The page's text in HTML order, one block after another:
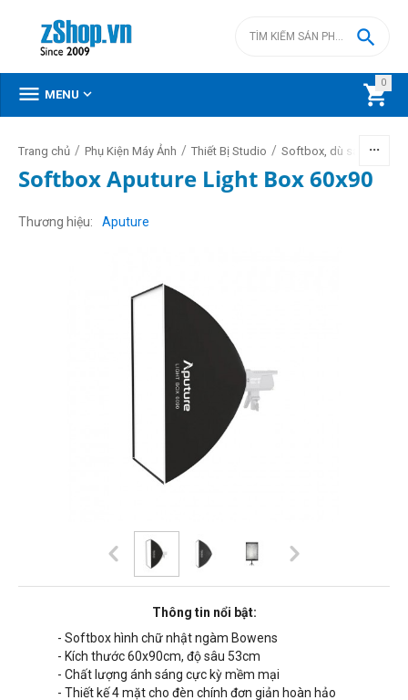
0


 MENU 
Trang chủ / Phụ Kiện Máy Ảnh / Thiết Bị Studio / Softbox, dù sáng, lồng
Softbox Aputure Light Box 60x90
Thương hiệu Aputure
Thông tin nổi bật:
- Softbox hình chữ nhật ngàm Bowens
- Kích thước 60x90cm, độ sâu 53cm
- Chất lượng ánh sáng cực kỳ mềm mại
- Thiết kế 4 mặt cho đèn chính đơn giản hoàn hảo